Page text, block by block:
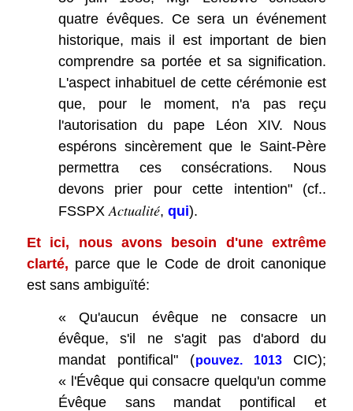
quatre évêques. Ce sera un événement
historique, mais il est important de bien
comprendre sa portée et sa signification.
L'aspect inhabituel de cette cérémonie est
que, pour le moment, n'a pas reçu
l'autorisation du pape Léon XIV. Nous
espérons sincèrement que le Saint-Père
permettra ces consécrations. Nous
devons prier pour cette intention" (cf..
FSSPX Actualité, qui).
Et ici, nous avons besoin d'une extrême
clarté, parce que le Code de droit canonique
est sans ambiguïté:
« Qu'aucun évêque ne consacre un
évêque, s'il ne s'agit pas d'abord du
mandat pontifical" (pouvez. 1013
CIC);
« l'Évêque qui consacre quelqu'un comme
Évêque sans mandat pontifical et